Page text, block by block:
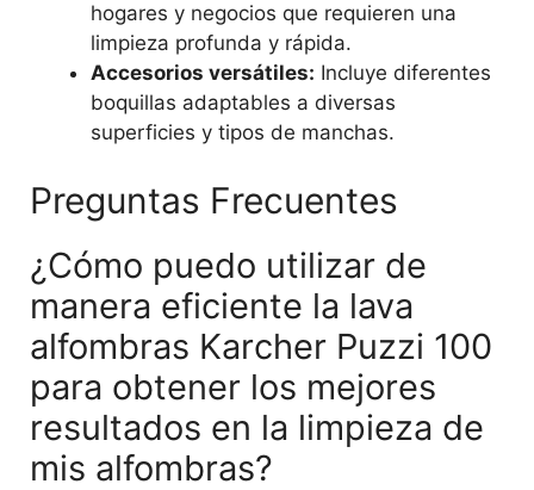
hogares y negocios que requieren una
limpieza profunda y rápida.
Accesorios versátiles: Incluye diferentes
boquillas adaptables a diversas
superficies y tipos de manchas.
Preguntas Frecuentes
¿Cómo puedo utilizar de
manera eficiente la lava
alfombras Karcher Puzzi 100
para obtener los mejores
resultados en la limpieza de
mis alfombras?